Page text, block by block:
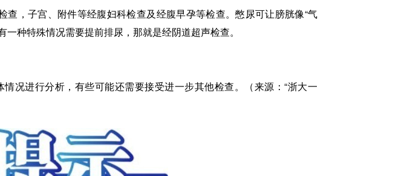
，子宫、附件等经腹妇科检查及经腹早孕等检查。憋尿可让膀胱像“气
种特殊情况需要提前排尿，那就是经阴道超声检查。
进行分析，有些可能还需要接受进一步其他检查。（来源：“浙大一